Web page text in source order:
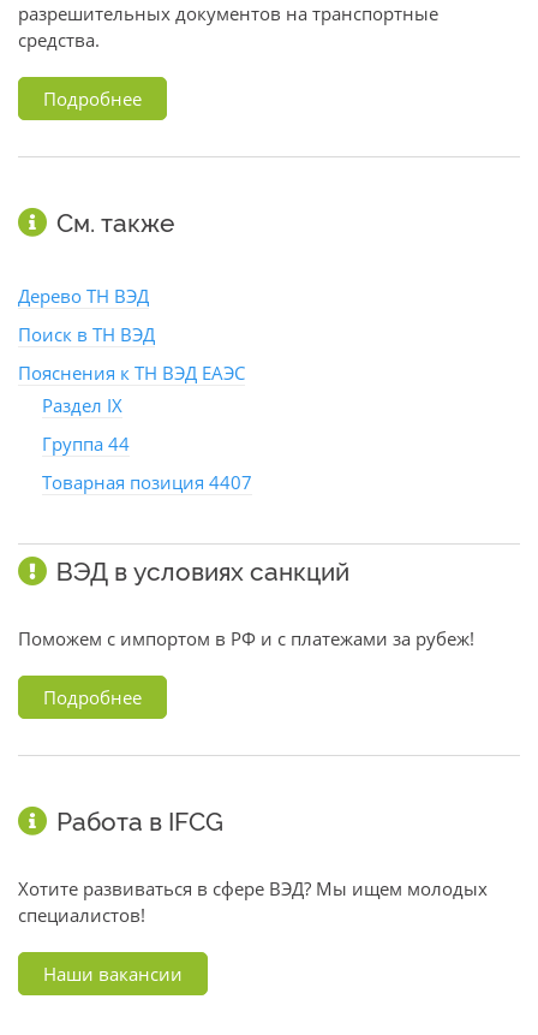
разрешительных документов на транспортные
средства.
Подробнее
См. также
Дерево ТН ВЭД
Поиск в ТН ВЭД
Пояснения к ТН ВЭД ЕАЭС
Раздел IX
Группа 44
Товарная позиция 4407
ВЭД в условиях санкций
Поможем с импортом в РФ и с платежами за рубеж!
Подробнее
Работа в IFCG
Хотите развиваться в сфере ВЭД? Мы ищем молодых
специалистов!
Наши вакансии